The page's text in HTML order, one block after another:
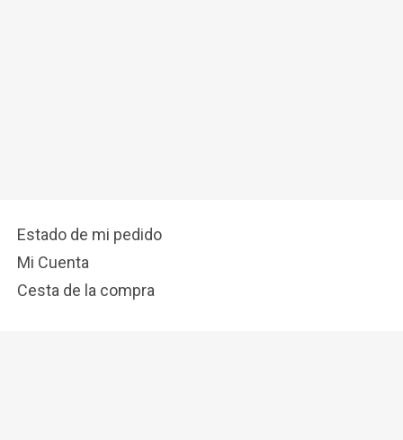
Estado de mi pedido
Mi Cuenta
Cesta de la compra